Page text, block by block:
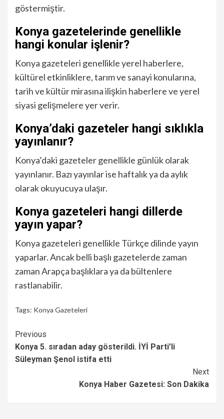
göstermiştir.
Konya gazetelerinde genellikle
hangi konular işlenir?
Konya gazeteleri genellikle yerel haberlere,
kültürel etkinliklere, tarım ve sanayi konularına,
tarih ve kültür mirasına ilişkin haberlere ve yerel
siyasi gelişmelere yer verir.
Konya’daki gazeteler hangi sıklıkla
yayınlanır?
Konya’daki gazeteler genellikle günlük olarak
yayınlanır. Bazı yayınlar ise haftalık ya da aylık
olarak okuyucuya ulaşır.
Konya gazeteleri hangi dillerde
yayın yapar?
Konya gazeteleri genellikle Türkçe dilinde yayın
yaparlar. Ancak belli başlı gazetelerde zaman
zaman Arapça başlıklara ya da bültenlere
rastlanabilir.
Tags: Konya Gazeteleri
Continue
Reading
Previous
Konya 5. sıradan aday gösterildi. İYİ Parti’li
Süleyman Şenol istifa etti
Next
Konya Haber Gazetesi: Son Dakika